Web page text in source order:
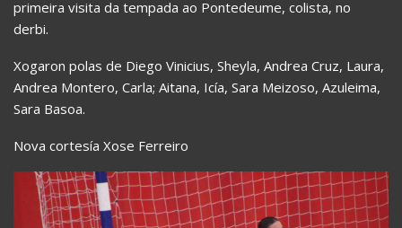
primeira visita da tempada ao Pontedeume, colista, no
derbi.
Xogaron polas de Diego Vinicius, Sheyla, Andrea Cruz, Laura,
Andrea Montero, Carla; Aitana, Icía, Sara Meizoso, Azuleima,
Sara Basoa.
Nova cortesía Xose Ferreiro